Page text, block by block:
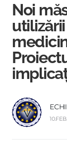
Noi